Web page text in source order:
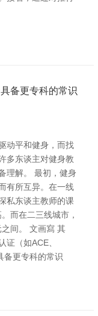
备更专科的常识
动平和健身，而找
多东谈主对健身教
理解。 最初，健身
有所互异。在一线
私东谈主教师的课
而在二三线城市，
间。 文画寫 其
证（如ACE、
备更专科的常识